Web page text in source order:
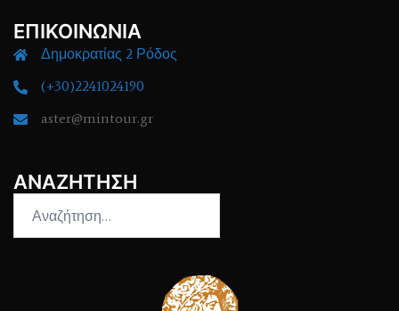
ΕΠΙΚΟΙΝΩΝΙΑ
Δημοκρατίας 2 Ρόδος
(+30)2241024190
aster@mintour.gr
ΑΝΑΖΗΤΗΣΗ
για: